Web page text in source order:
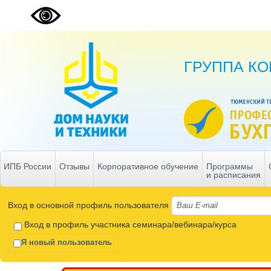
ГРУППА
ИПБ России Отзывы Корпоративное обучение
Программы
и расписания
Вход в основной профиль пользователя
Вход в профиль участника семинара/вебинара/курса
Я новый пользователь